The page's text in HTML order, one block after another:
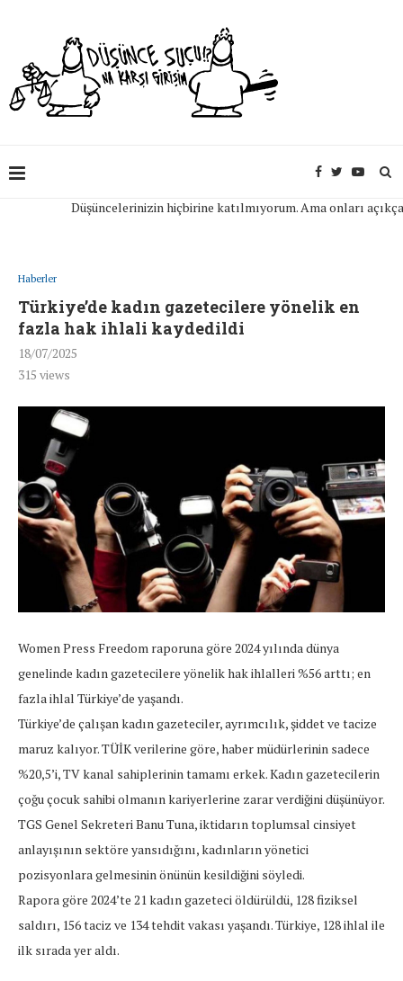
Düşüncelerinizin hiçbirine katılmıyorum. Ama onları açıkça
Haberler
Türkiye’de kadın gazetecilere yönelik en
fazla hak ihlali kaydedildi
18/07/2025
315 views
Women Press Freedom raporuna göre 2024 yılında dünya
genelinde kadın gazetecilere yönelik hak ihlalleri %56 arttı; en
fazla ihlal Türkiye’de yaşandı.
Türkiye’de çalışan kadın gazeteciler, ayrımcılık, şiddet ve tacize
maruz kalıyor. TÜİK verilerine göre, haber müdürlerinin sadece
%20,5’i, TV kanal sahiplerinin tamamı erkek. Kadın gazetecilerin
çoğu çocuk sahibi olmanın kariyerlerine zarar verdiğini düşünüyor.
TGS Genel Sekreteri Banu Tuna, iktidarın toplumsal cinsiyet
anlayışının sektöre yansıdığını, kadınların yönetici
pozisyonlara gelmesinin önünün kesildiğini söyledi.
Rapora göre 2024’te 21 kadın gazeteci öldürüldü, 128 fiziksel
saldırı, 156 taciz ve 134 tehdit vakası yaşandı. Türkiye, 128 ihlal ile
ilk sırada yer aldı.